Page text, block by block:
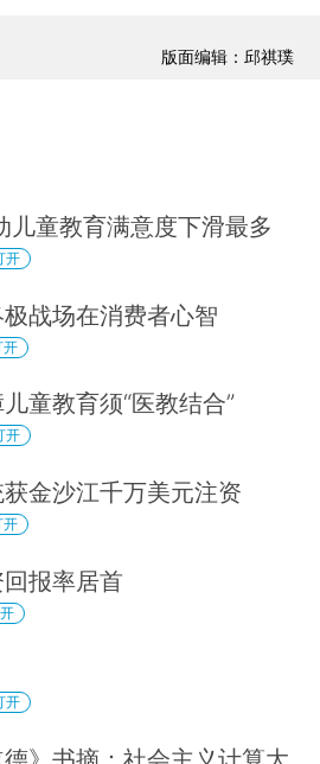
版面编辑：邱祺璞
儿童教育满意度下滑最多
开
战场在消费者心智
开
童教育须“医教结合”
开
金沙江千万美元注资
开
报率居首
开